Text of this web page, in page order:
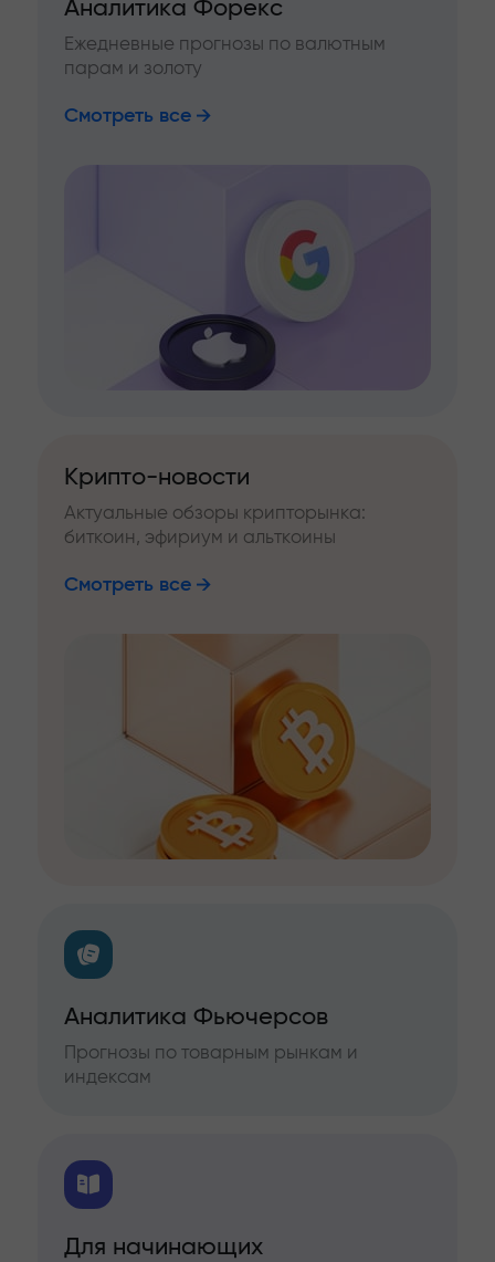
Аналитика Форекс
Ежедневные прогнозы по валютным
парам и золоту
Смотреть все
Крипто-новости
Актуальные обзоры крипторынка:
биткоин, эфириум и альткоины
Смотреть все
Аналитика Фьючерсов
Прогнозы по товарным рынкам и
индексам
Для начинающих